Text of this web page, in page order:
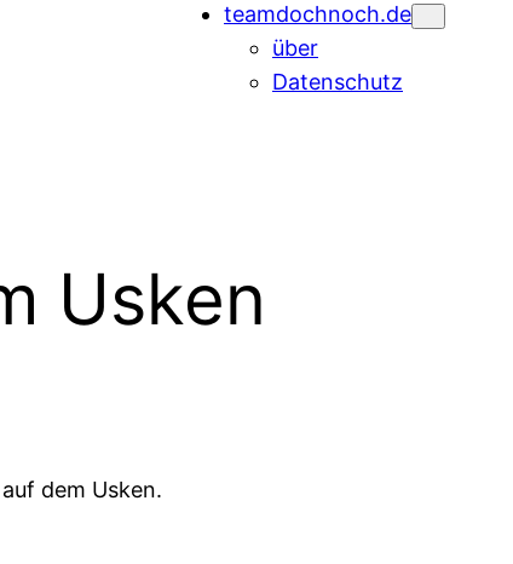
teamdochnoch.de
über
Datenschutz
Usken
dem Usken.